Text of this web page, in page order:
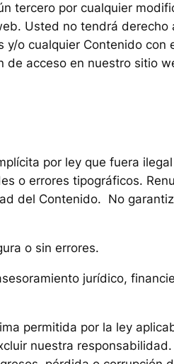
tercero por cualquier
Usted no tendrá
o cualquier Contenido
de acceso en nuestro sitio
por ley que fuera
o errores tipográficos.
del Contenido. No
o sin errores.
jurídico,
permitida por la ley
nuestra